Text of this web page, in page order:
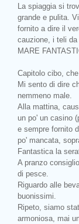
La spiaggia si
grande e pulita.
fornito a dire il
cauzione, i teli da
MARE
Capitolo cibo,
Mi sento di dire
nemmeno male.
Alla mattina,
un po' un casino
e sempre fornito
po' mancata,
Fantastica la
A pranzo
di pesce.
Riguardo alle
buonissimi.
Ripeto, siamo
armoniosa, mai